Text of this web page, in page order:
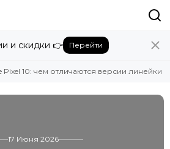
и скидки 👉 Перейти
Pixel 10: чем отличаются версии линейки
17 Июня 2026